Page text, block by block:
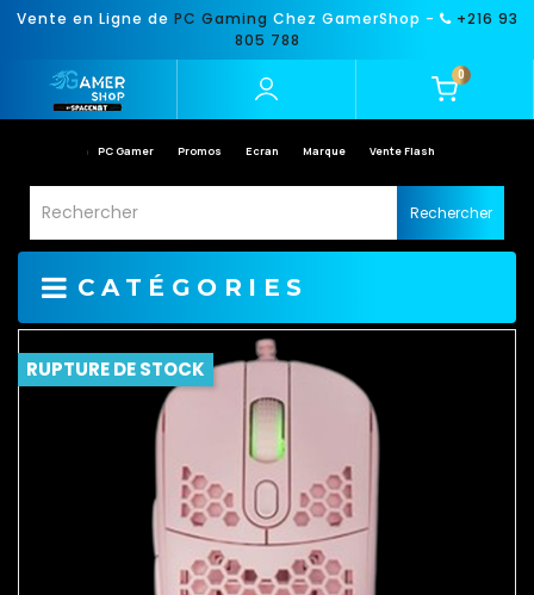
Vente en Ligne de PC Gaming Chez GamerShop -
+216 93
805 788
0
PC Gamer Promos Ecran Marque Vente Flash
Rechercher
CATÉGORIES
RUPTURE DE STOCK